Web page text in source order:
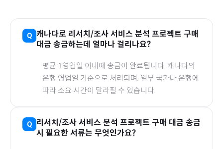
캐나다로 리서치/조사 서비스 분석 프로젝트 구매
대금 송금하는데 얼마나 걸리나요?
평균 1영업일 이내에 송금이 완료됩니다. 캐나다의
은행 영업일 기준으로 처리되며, 일부 국가나 은행에
따라 소요 시간이 달라질 수 있습니다.
리서치/조사 서비스 분석 프로젝트 구매 대금 송금
시 필요한 서류는 무엇인가요?